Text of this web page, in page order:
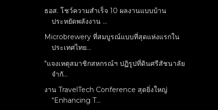
ธอส. โชว์ความสำเร็จ 10 ผลงานแบบบ้าน
ประหยัดพลังงาน ...
Microbrewery ที่สมบูรณ์แบบที่สุดแห่งแรกใน
ประเทศไทย...
"แจงเหตุสมาชิกสหกรณ์ฯ ปฏิรูปที่ดินศรีสัชนาลัย
จำกั...
งาน TravelTech Conference สุดยิ่งใหญ่
“Enhancing T...